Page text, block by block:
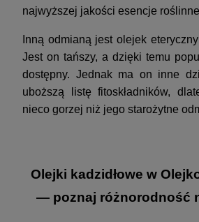
najwyższej jakości esencje
Inną odmianą jest olejek
Jest on tańszy, a dzięki temu
dostępny. Jednak ma on inne
uboższą listę fitoskładników,
nieco gorzej niż jego starożytne
Olejki kadzidłowe w
— poznaj różnorodność